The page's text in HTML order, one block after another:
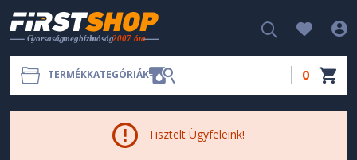
TERMÉKKATEGÓRIÁK 0
Tisztelt Ügyfeleink!